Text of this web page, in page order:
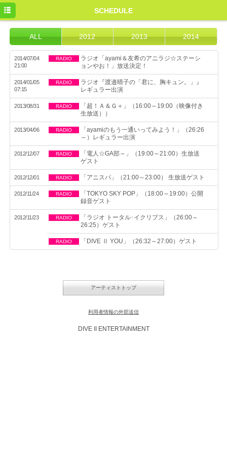
SCHEDULE
ALL 2012 2013 2014
2014/07/04
21:00
RADIO
ラジオ「ayami＆友希のアニラジ☆ステーシ
ョンやお！」放送決定！
2014/01/05
07:15
RADIO
ラジオ『渡邉晴子の「君に、胸キュン。」』
レギュラー出演
2013/08/31 RADIO
「超！Ａ＆Ｇ＋」（16:00～19:00（映像付き
生放送））
2013/04/06 RADIO
「ayamiのもう一通いってみよう！」（26:26
～）レギュラー出演
2012/12/07 RADIO
「電人☆GA部～」（19:00～21:00）生放送
ゲスト
2012/12/01 RADIO 「アニスパ」（21:00～23:00） 生放送ゲスト
2012/11/24 RADIO
「TOKYO SKY POP」（18:00～19:00）公開
録音ゲスト
2012/11/23 RADIO
「ラジオ トータル･イクリプス」（26:00～
26:25）ゲスト
RADIO 「DIVE Ⅱ YOU」（26:32～27:00）ゲスト
アーティストトップ
利用者情報の外部送信
DIVE II ENTERTAINMENT
NEWS
SCHEDULE
PROFILE
DISCOGRAPHY
MOVIE
BLOG
SP